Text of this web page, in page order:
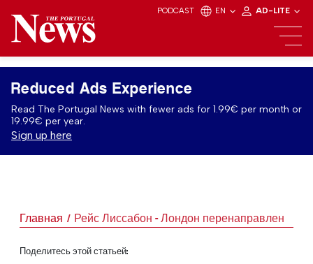
PODCAST EN AD-LITE
Reduced Ads Experience
Read The Portugal News with fewer ads for 1.99€ per month or
19.99€ per year.
Sign up here
Главная Рейс Лиссабон - Лондон перенаправлен
Поделитесь этой статьей: